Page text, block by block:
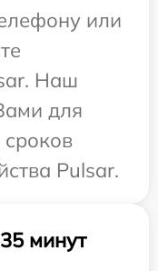
или
Наш
для
сроков
Pulsar.
минут